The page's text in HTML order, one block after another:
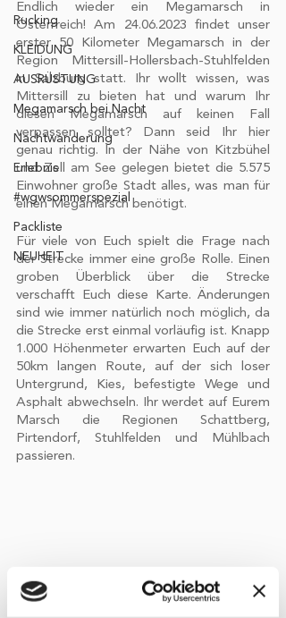
Rucking
KLEIDUNG
AUSRÜSTUNG
Megamarsch bei Nacht
Nachtwanderung
Erlebnis
#wgwsommerspezial
Packliste
NEUHEIT
Endlich wieder ein Megamarsch in
Österrreich! Am 24.06.2023 findet unser
erster 50 Kilometer Megamarsch in der
Region Mittersill-Hollersbach-Stuhlfelden
in Salzburg statt. Ihr wollt wissen, was
Mittersill zu bieten hat und warum Ihr
diesen Megamarsch auf keinen Fall
verpassen solltet? Dann seid Ihr hier
genau richtig. In der Nähe von Kitzbühel
und Zell am See gelegen bietet die 5.575
Einwohner große Stadt alles, was man für
einen Megamarsch benötigt.
Für viele von Euch spielt die Frage nach
der Strecke immer eine große Rolle. Einen
groben Überblick über die Strecke
verschafft Euch diese Karte. Änderungen
sind wie immer natürlich noch möglich, da
die Strecke erst einmal vorläufig ist. Knapp
1.000 Höhenmeter erwarten Euch auf der
50km langen Route, auf der sich loser
Untergrund, Kies, befestigte Wege und
Asphalt abwechseln. Ihr werdet auf Eurem
Marsch die Regionen Schattberg,
Pirtendorf, Stuhlfelden und Mühlbach
passieren.